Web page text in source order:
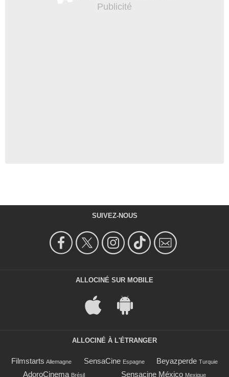
SUIVEZ-NOUS
ALLOCINÉ SUR MOBILE
ALLOCINÉ À L'ÉTRANGER
Filmstarts Allemagne SensaCine Espagne Beyazperde Turquie
AdoroCinema Brésil Sensacine México Mexique